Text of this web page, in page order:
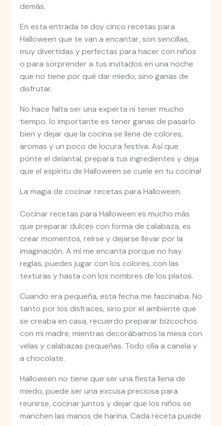
demás.
En esta entrada te doy cinco recetas para
Halloween que te van a encantar, son sencillas,
muy divertidas y perfectas para hacer con niños
o para sorprender a tus invitados en una noche
que no tiene por qué dar miedo, sino ganas de
disfrutar.
No hace falta ser una experta ni tener mucho
tiempo, lo importante es tener ganas de pasarlo
bien y dejar que la cocina se llene de colores,
aromas y un poco de locura festiva. Así que
ponte el delantal, prepara tus ingredientes y deja
que el espíritu de Halloween se cuele en tu cocina!
La magia de cocinar recetas para Halloween.
Cocinar recetas para Halloween es mucho más
que preparar dulces con forma de calabaza, es
crear momentos, reírse y dejarse llevar por la
imaginación. A mí me encanta porque no hay
reglas, puedes jugar con los colores, con las
texturas y hasta con los nombres de los platos.
Cuando era pequeña, esta fecha me fascinaba. No
tanto por los disfraces, sino por el ambiente que
se creaba en casa, recuerdo preparar bizcochos
con mi madre, mientras decorábamos la mesa con
velas y calabazas pequeñas. Todo olía a canela y
a chocolate.
Halloween no tiene que ser una fiesta llena de
miedo, puede ser una excusa preciosa para
reunirse, cocinar juntos y dejar que los niños se
manchen las manos de harina. Cada receta puede